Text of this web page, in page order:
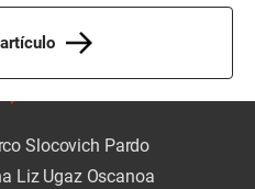
Slocovich Pardo
Liz Ugaz Oscanoa